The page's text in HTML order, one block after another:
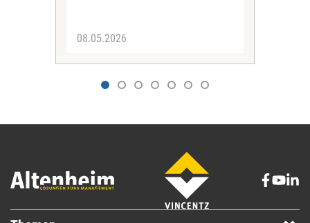
08.05.2026